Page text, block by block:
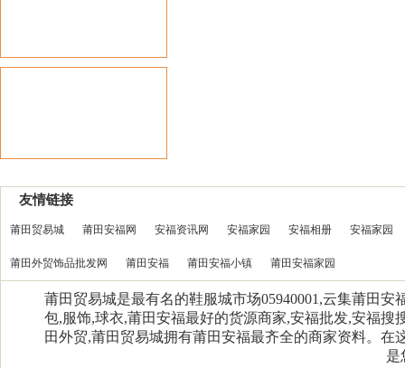
友情链接
莆田贸易城 莆田安福网 安福资讯网 安福家园 安福相册 安福家园
莆田外贸饰品批发网 莆田安福 莆田安福小镇 莆田安福家园
莆田贸易城是最有名的鞋服城市场05940001,云集莆田
包,服饰,球衣,莆田安福最好的货源商家,安福批发,安福
田外贸,莆田贸易城拥有莆田安福最齐全的商家资料。
是